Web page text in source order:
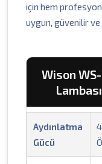
için hem
uygun, güvenilir ve
Wison
Aydınlatma
Gücü